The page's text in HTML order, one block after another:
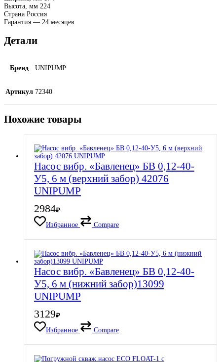
Высота, мм 224
Страна Россия
Гарантия — 24 месяцев
Детали
Бренд UNIPUMP
Артикул 72340
Похожие товары
Насос вибр. «Бавленец» БВ 0,12-40-
У5, 6 м (верхний забор) 42076
UNIPUMP
2984₽
Избранное
Compare
Насос вибр. «Бавленец» БВ 0,12-40-
У5, 6 м (нижний забор)13099
UNIPUMP
3129₽
Избранное
Compare